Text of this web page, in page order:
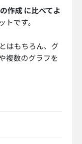
作成 に比べてよ
トです。
はもちろん、グ
複数のグラフを